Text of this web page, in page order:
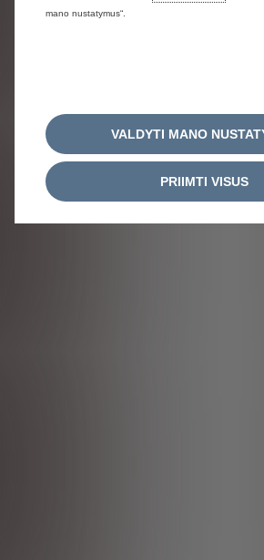
mano nustatymus“.
VALDYTI MANO
PRIIMTI VISUS